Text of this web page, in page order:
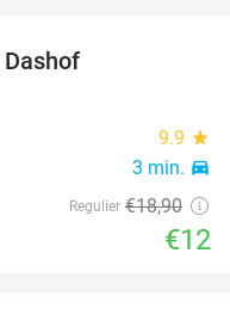
9.9 star
3 min. directions_car
Regulier €18,90
€12